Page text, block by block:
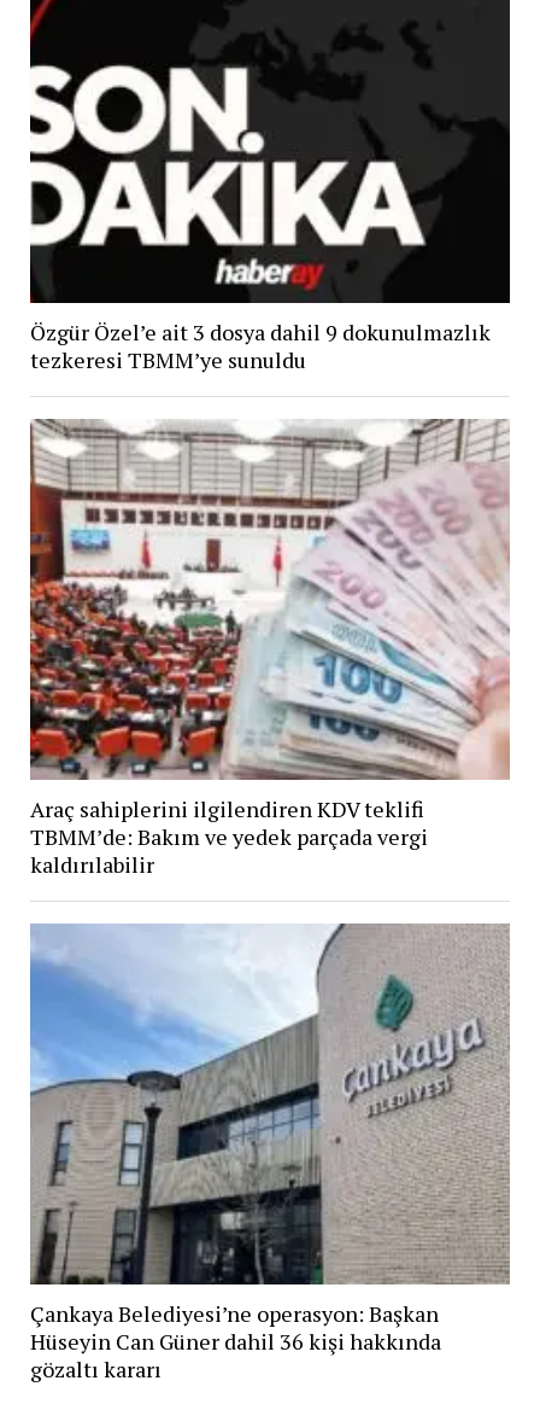
Özgür Özel’e ait 3 dosya dahil 9 dokunulmazlık
tezkeresi TBMM’ye sunuldu
Araç sahiplerini ilgilendiren KDV teklifi
TBMM’de: Bakım ve yedek parçada vergi
kaldırılabilir
Çankaya Belediyesi’ne operasyon: Başkan
Hüseyin Can Güner dahil 36 kişi hakkında
gözaltı kararı